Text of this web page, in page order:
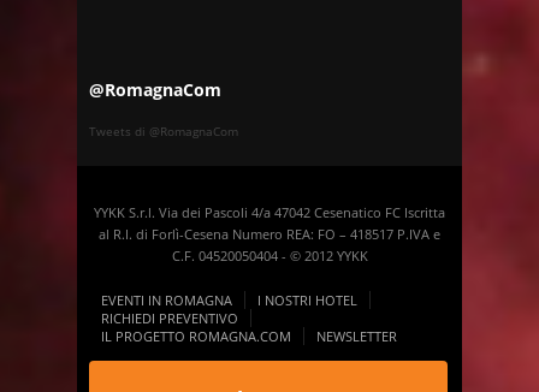
@RomagnaCom
Tweets di @RomagnaCom
YYKK S.r.l. Via dei Pascoli 4/a 47042 Cesenatico FC Iscritta
al R.I. di Forlì-Cesena Numero REA: FO – 418517 P.IVA e
C.F. 04520050404 - © 2012 YYKK
EVENTI IN ROMAGNA
I NOSTRI HOTEL
RICHIEDI PREVENTIVO
IL PROGETTO ROMAGNA.COM
NEWSLETTER